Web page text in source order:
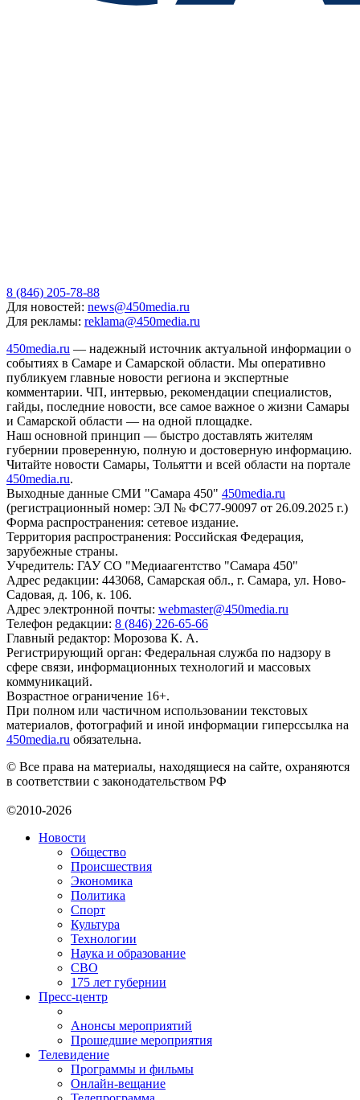
8 (846) 205-78-88
Для новостей: news@450media.ru
Для рекламы: reklama@450media.ru
450media.ru — надежный источник актуальной информации о
событиях в Самаре и Самарской области. Мы оперативно
публикуем главные новости региона и экспертные
комментарии. ЧП, интервью, рекомендации специалистов,
гайды, последние новости, все самое важное о жизни Самары
и Самарской области — на одной площадке.
Наш основной принцип — быстро доставлять жителям
губернии проверенную, полную и достоверную информацию.
Читайте новости Самары, Тольятти и всей области на портале
450media.ru.
Выходные данные СМИ "Самара 450" 450media.ru
(регистрационный номер: ЭЛ № ФС77-90097 от 26.09.2025 г.)
Форма распространения: сетевое издание.
Территория распространения: Российская Федерация,
зарубежные страны.
Учредитель: ГАУ СО "Медиаагентство "Самара 450"
Адрес редакции: 443068, Самарская обл., г. Самара, ул. Ново-
Садовая, д. 106, к. 106.
Адрес электронной почты: webmaster@450media.ru
Телефон редакции: 8 (846) 226-65-66
Главный редактор: Морозова К. А.
Регистрирующий орган: Федеральная служба по надзору в
сфере связи, информационных технологий и массовых
коммуникаций.
Возрастное ограничение 16+.
При полном или частичном использовании текстовых
материалов, фотографий и иной информации гиперссылка на
450media.ru обязательна.
© Все права на материалы, находящиеся на сайте, охраняются
в соответствии с законодательством РФ
©2010-2026
Новости
Общество
Происшествия
Экономика
Политика
Спорт
Культура
Технологии
Наука и образование
СВО
175 лет губернии
Пресс-центр
Анонсы мероприятий
Прошедшие мероприятия
Телевидение
Программы и фильмы
Онлайн-вещание